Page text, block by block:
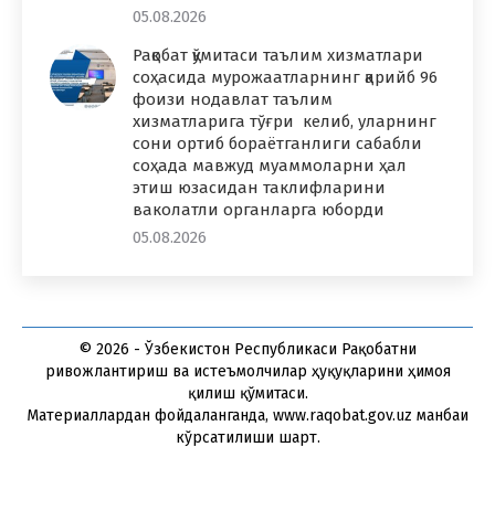
05.08.2026
Рақобат қўмитаси таълим хизматлари
соҳасида мурожаатларнинг қарийб 96
фоизи нодавлат таълим
хизматларига тўғри келиб, уларнинг
сони ортиб бораётганлиги сабабли
соҳада мавжуд муаммоларни ҳал
этиш юзасидан таклифларини
ваколатли органларга юборди
05.08.2026
© 2026 - Ўзбекистон Республикаси Рақобатни
ривожлантириш ва истеъмолчилар ҳуқуқларини ҳимоя
қилиш қўмитаси.
Материаллардан фойдаланганда, www.raqobat.gov.uz манбаи
кўрсатилиши шарт.